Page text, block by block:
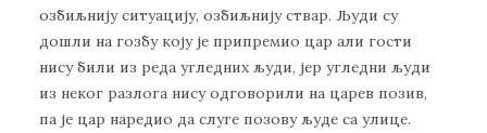
озбиљнију ситуацију, озбиљнију ствар. Људи су
дошли на гозбу коју је припремио цар али гости
нису били из реда угледних људи, јер угледни људи
из неког разлога нису одговорили на царев позив,
па је цар наредио да слуге позову људе са улице.